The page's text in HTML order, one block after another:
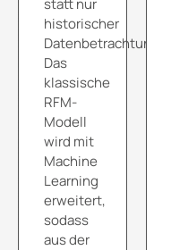
statt nur
historischer
Datenbetrachtung.
Das
klassische
RFM-
Modell
wird mit
Machine
Learning
erweitert,
sodass
aus der